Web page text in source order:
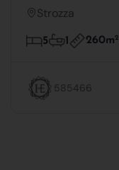
Strozza
5 1 260m2
585466